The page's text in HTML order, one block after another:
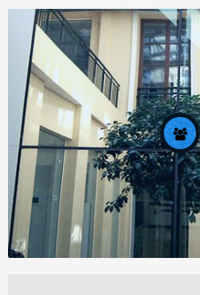
Задание